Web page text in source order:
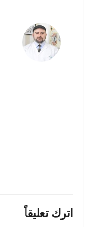
اترك تعليقاً